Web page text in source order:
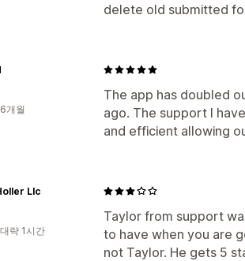
delete old submitted
The app has doubled
ago. The support I
and efficient allowing
개월
Taylor from support
to have when you are
not Taylor. He gets 5
Llc
략 1시간